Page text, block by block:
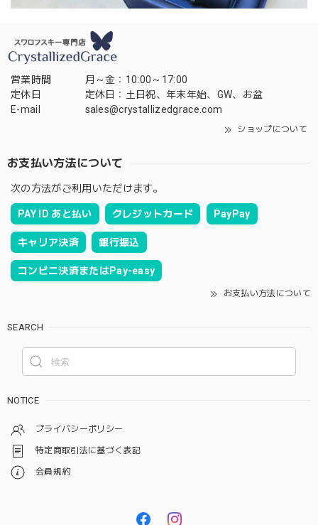
営業時間
月～金：10:00～17:00
定休日
定休日：土日祝、年末年始、GW、お盆
E-mail
sales@crystallizedgrace.com
ショップについて
お支払い方法について
次の方法がご利用いただけます。
PAY ID あと払い クレジットカード PayPay
キャリア決済 銀行振込
コンビニ決済またはPay-easy
お支払い方法について
SEARCH
NOTICE
プライバシーポリシー
特定商取引法に基づく表記
会員規約